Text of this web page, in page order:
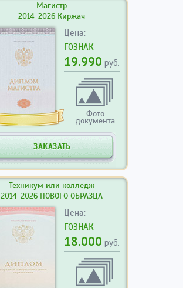
Магистр
2014-2026 Киржач
Цена:
ГОЗНАК
19.990 руб.
Фото
документа
ЗАКАЗАТЬ
Техникум или колледж
2014-2026 НОВОГО ОБРАЗЦА
Цена:
ГОЗНАК
18.000 руб.